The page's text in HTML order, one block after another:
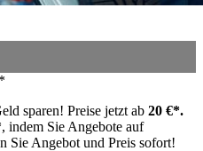
sparen! Preise jetzt ab 20 €*.
indem Sie Angebote auf
Sie Angebot und Preis sofort!